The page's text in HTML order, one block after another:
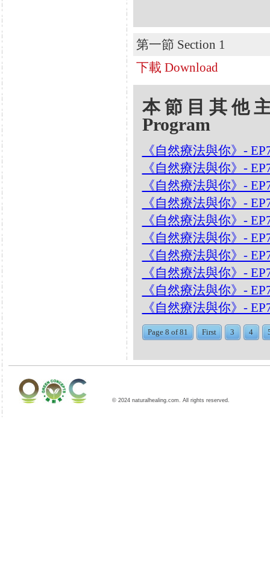
第一節 Section 1
下載 Download
本節目其他
Program
《自然療法與你》-
《自然療法與你》-
《自然療法與你》-
《自然療法與你》-
《自然療法與你》-
《自然療法與你》-
《自然療法與你》-
《自然療法與你》-
《自然療法與你》-
《自然療法與你》-
Page 8 of 81 First 3 4
© 2024 naturalhealing.com. All rights reserved.